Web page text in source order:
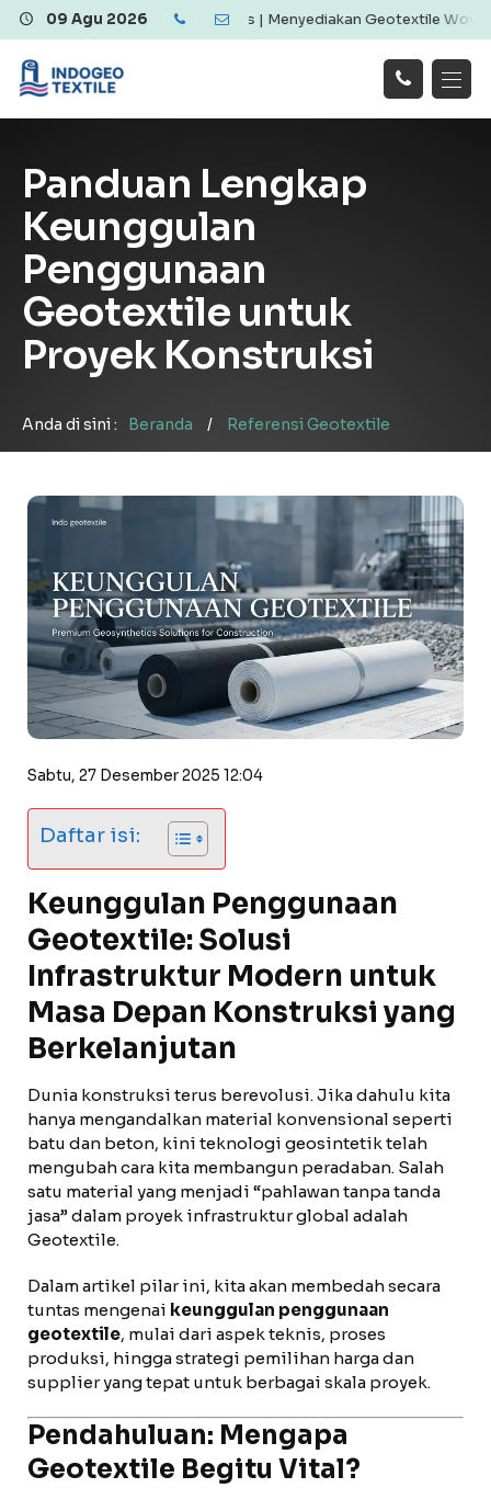
09 Agu 2026
dan Ekonomis | Menyediakan Geotextile Woven & Non
Tentang Kami
Galeri
Layanan
Hubungi
Panduan Lengkap
Keunggulan
Penggunaan
Geotextile untuk
Proyek Konstruksi
Anda di sini : Beranda / Referensi Geotextile
Sabtu, 27 Desember 2025 12:04
Daftar isi:
Keunggulan Penggunaan
Geotextile: Solusi
Infrastruktur Modern untuk
Masa Depan Konstruksi yang
Berkelanjutan
Dunia konstruksi terus berevolusi. Jika dahulu kita
hanya mengandalkan material konvensional seperti
batu dan beton, kini teknologi geosintetik telah
mengubah cara kita membangun peradaban. Salah
satu material yang menjadi “pahlawan tanpa tanda
jasa” dalam proyek infrastruktur global adalah
Geotextile.
Dalam artikel pilar ini, kita akan membedah secara
tuntas mengenai keunggulan penggunaan
geotextile, mulai dari aspek teknis, proses
produksi, hingga strategi pemilihan harga dan
supplier yang tepat untuk berbagai skala proyek.
Pendahuluan: Mengapa
Geotextile Begitu Vital?